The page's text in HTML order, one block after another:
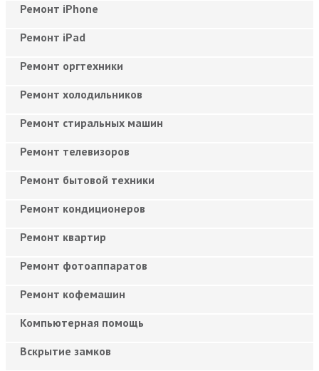
Ремонт iPhone
Ремонт iPad
Ремонт оргтехники
Ремонт холодильников
Ремонт стиральных машин
Ремонт телевизоров
Ремонт бытовой техники
Ремонт кондиционеров
Ремонт квартир
Ремонт фотоаппаратов
Ремонт кофемашин
Компьютерная помощь
Вскрытие замков